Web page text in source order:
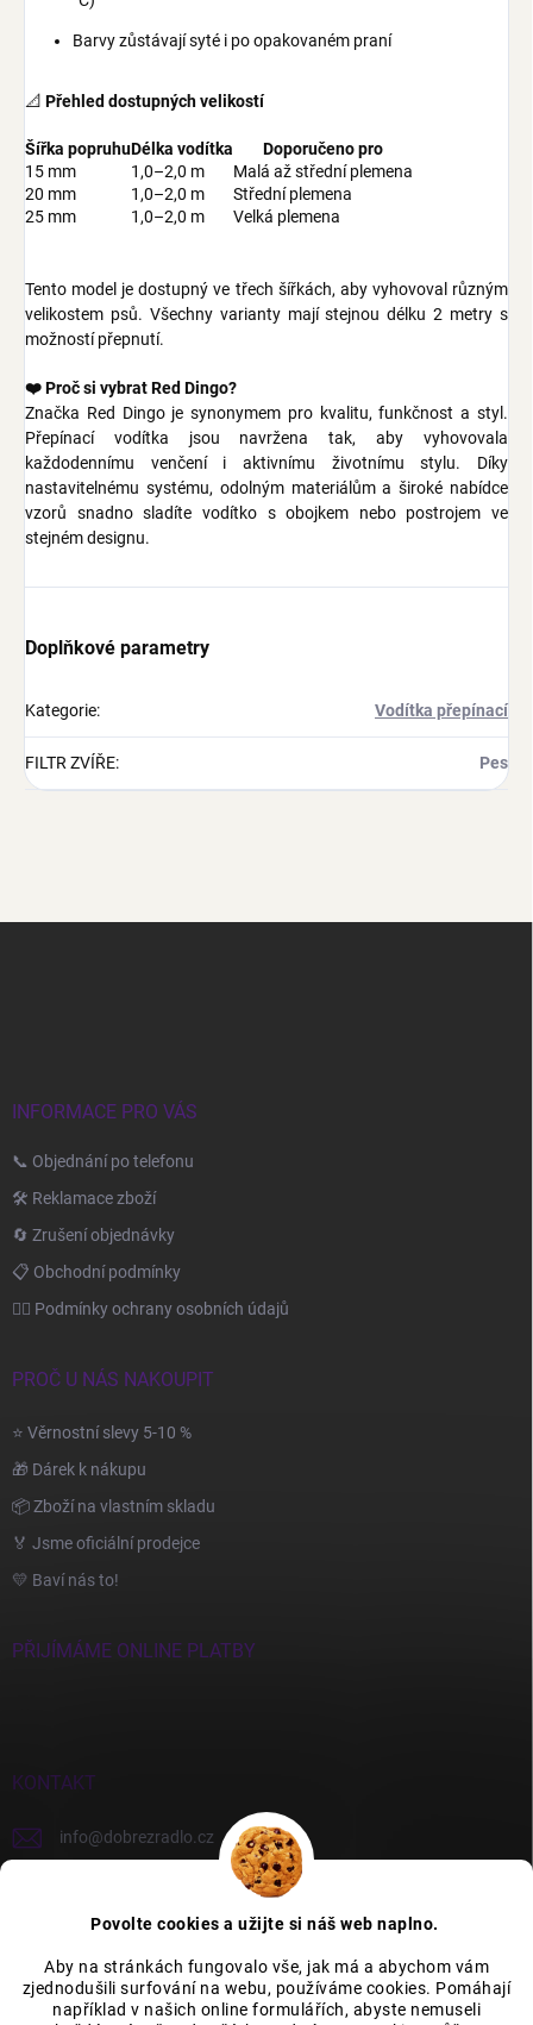
Povolte cookies a užijte si náš web naplno.
Aby na stránkách fungovalo vše, jak má a abychom vám
zjednodušili surfování na webu, používáme cookies. Pomáhají
například v našich online formulářích, abyste nemuseli
Barvy zůstávají syté i po opakovaném praní
📐 Přehled dostupných velikostí
Šířka popruhuDélka vodítka
Doporučeno pro
15 mm
1,0–2,0 m
Malá až střední plemena
20 mm
1,0–2,0 m
Střední plemena
25 mm
1,0–2,0 m Velká plemena
Tento model je dostupný ve třech šířkách, aby vyhovoval různým
velikostem psů. Všechny varianty mají stejnou délku 2 metry s
možností přepnutí.
❤️ Proč si vybrat Red Dingo?
Značka Red Dingo je synonymem pro kvalitu, funkčnost a styl.
Přepínací vodítka jsou navržena tak, aby vyhovovala
každodennímu venčení i aktivnímu životnímu stylu. Díky
nastavitelnému systému, odolným materiálům a široké nabídce
vzorů snadno sladíte vodítko s obojkem nebo postrojem ve
stejném designu.
Doplňkové parametry
Kategorie: Vodítka přepínací
FILTR ZVÍŘE: Pes
INFORMACE PRO VÁS
📞 Objednání po telefonu
🛠️ Reklamace zboží
🔄 Zrušení objednávky
📋 Obchodní podmínky
🙆‍♂️ Podmínky ochrany osobních údajů
PROČ U NÁS NAKOUPIT
⭐ Věrnostní slevy 5-10 %
🎁 Dárek k nákupu
📦 Zboží na vlastním skladu
🏅 Jsme oficiální prodejce
💛 Baví nás to!
PŘIJÍMÁME ONLINE PLATBY
KONTAKT
info@dobrezradlo.cz
Category Icons by Freepik Category Icons by Icons8